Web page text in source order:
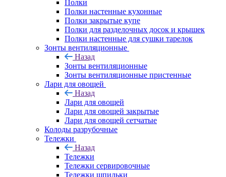
Полки
Полки настенные кухонные
Полки закрытые купе
Полки для разделочных досок и крышек
Полки настенные для сушки тарелок
Зонты вентиляционные
Назад
Зонты вентиляционные
Зонты вентиляционные пристенные
Лари для овощей
Назад
Лари для овощей
Лари для овощей закрытые
Лари для овощей сетчатые
Колоды разрубочные
Тележки
Назад
Тележки
Тележки сервировочные
Тележки шпильки